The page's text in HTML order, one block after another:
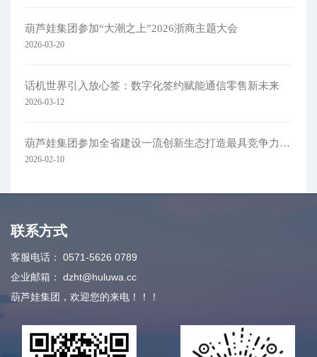
葫芦娃集团参加“大潮之上”2026浙商主题大会
2026-03-20
话机世界引入放心签：数字化签约赋能通信零售新未来
2026-03-12
葫芦娃集团参加全省建设一流创新生态打造最具竞争力营商环境大会
2026-02-10
联系方式
客服电话：
0571-5626 0789
企业邮箱：
dzht@huluwa.cc
葫芦娃集团，欢迎您的来电！！！